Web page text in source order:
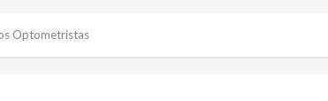
Optometristas